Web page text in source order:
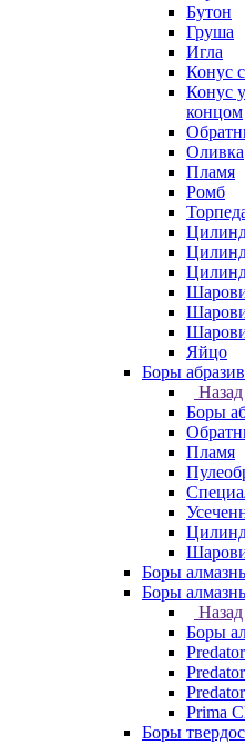
Бутон
Груша
Игла
Конус
Конус
концом
Оливка
Пламя
Ромб
Яйцо
Боры
Назад
Боры
Пламя
Боры
Боры
Назад
Боры
Prima
Боры